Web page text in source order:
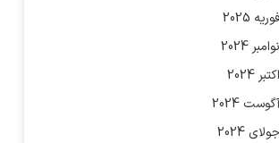
فوریه 2025
نوامبر 2024
اکتبر 2024
آگوست 2024
جولای 2024